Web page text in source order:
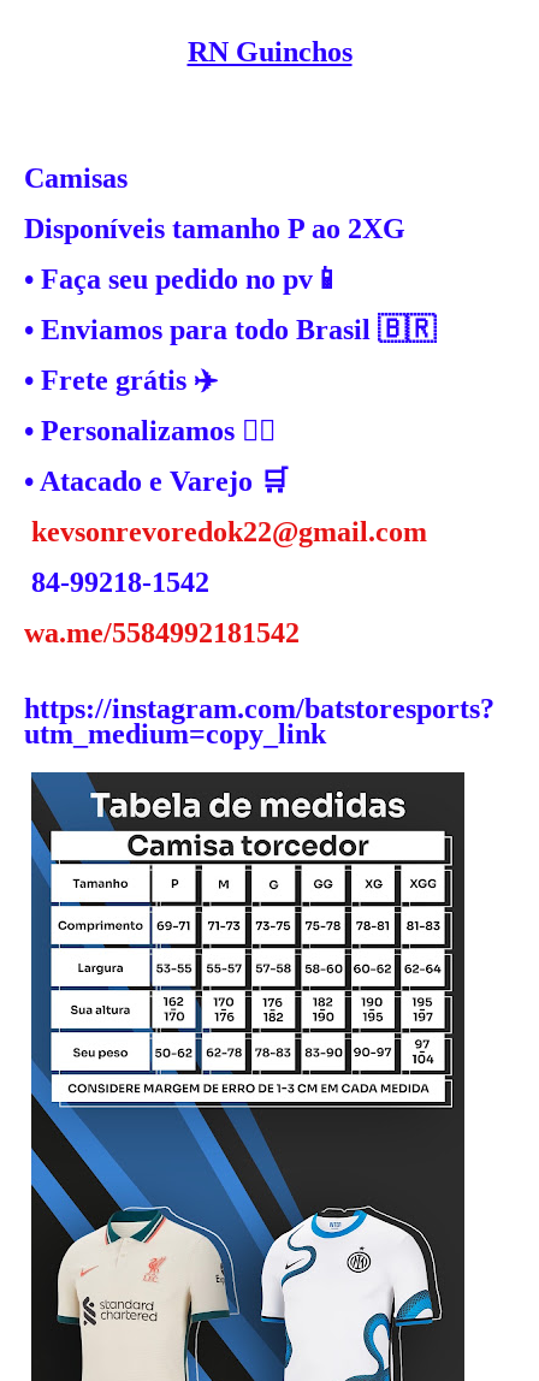
RN Guinchos
Camisas
Disponíveis tamanho P ao 2XG
• Faça seu pedido no pv📱
• Enviamos para todo Brasil 🇧🇷
• Frete grátis ✈️
• Personalizamos ✍🏼
• Atacado e Varejo 🛒
kevsonrevoredok22@gmail.com
84-99218-1542
wa.me/5584992181542
https://instagram.com/batstoresports?
utm_medium=copy_link